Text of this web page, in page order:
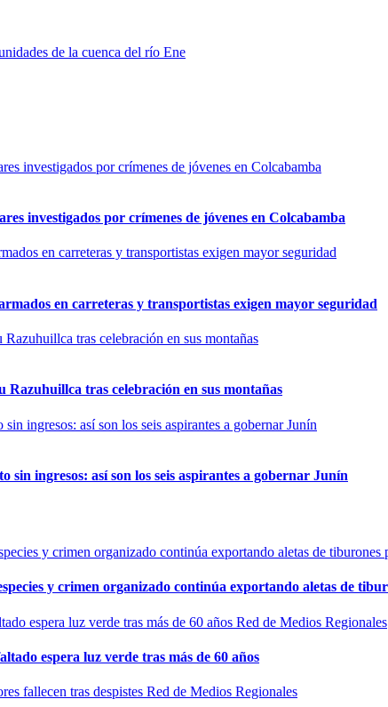
de la cuenca del río Ene
investigados por crímenes de jóvenes en Colcabamba
en carreteras y transportistas exigen mayor seguridad
tras celebración en sus montañas
ingresos: así son los seis aspirantes a gobernar Junín
y crimen organizado continúa exportando aletas de
Red de Medios Regionales
espera luz verde tras más de 60 años
Red de Medios Regionales